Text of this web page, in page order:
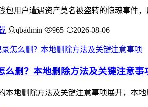
包用户遭遇资产莫名被盗转的惊魂事件
qbadmin 965 2026-08-06
么删？本地删除方法及关键注意事
本地删除方法及关键注意事项展开，本